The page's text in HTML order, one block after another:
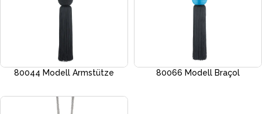
80044 Modell Armstütze 80066 Modell Braçol